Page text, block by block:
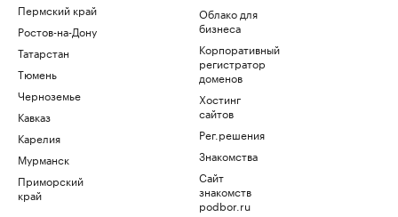
Пермский край
Ростов-на-Дону
Татарстан
Тюмень
Черноземье
Кавказ
Карелия
Мурманск
Приморский
край
Облако для
бизнеса
Корпоративный
регистратор
доменов
Хостинг
сайтов
Рег.решения
Знакомства
Сайт
знакомств
podbor.ru